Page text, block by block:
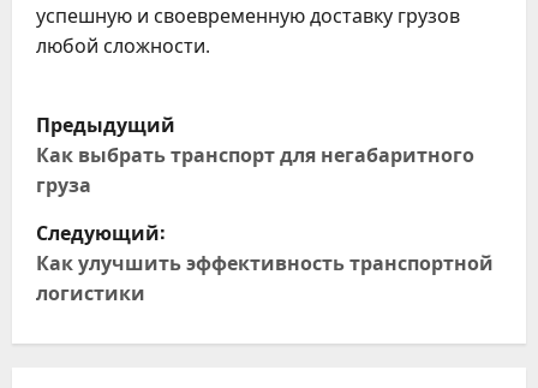
успешную и своевременную доставку грузов
любой сложности.
Н
а
в
и
г
Предыдущий
Как выбрать транспорт для негабаритного
груза
Следующий:
Как улучшить эффективность транспортной
логистики